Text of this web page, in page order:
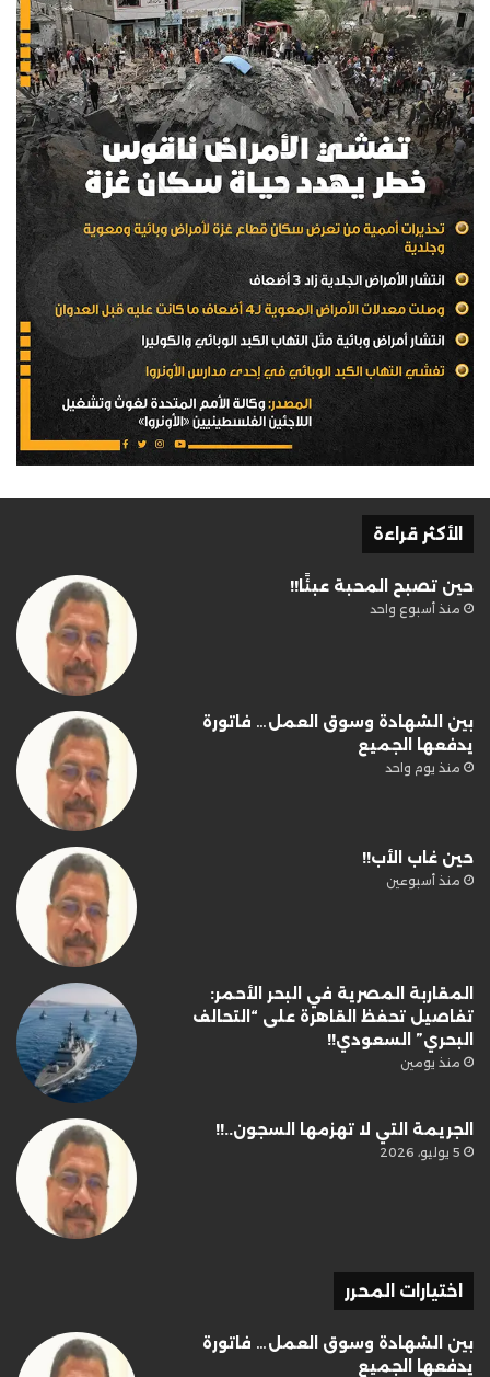
الأكثر قراءة
حين تصبح المحبة عبئًا!!
منذ أسبوع واحد
بين الشهادة وسوق العمل… فاتورة
يدفعها الجميع
منذ يوم واحد
حين غاب الأب!!
منذ أسبوعين
المقاربة المصرية في البحر الأحمر:
تفاصيل تحفظ القاهرة على “التحالف
البحري” السعودي!!
منذ يومين
الجريمة التي لا تهزمها السجون..!!
5 يوليو، 2026
اختيارات المحرر
بين الشهادة وسوق العمل… فاتورة
يدفعها الجميع